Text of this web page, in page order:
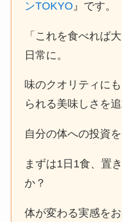
ンTOKYO 』です。
「これを食べれば
日常に。
味のクオリティに
られる美味しさを追
自分の体への投資
まずは1日1食、置
か？
体が変わる実感を